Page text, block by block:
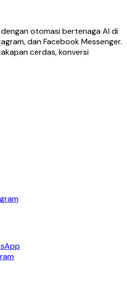
otomasi bertenaga AI di
dan Facebook Messenger.
cerdas, konversi